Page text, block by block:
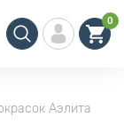
0
Аэлита